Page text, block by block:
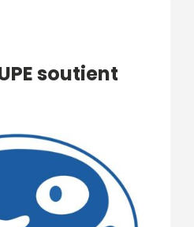
soutient